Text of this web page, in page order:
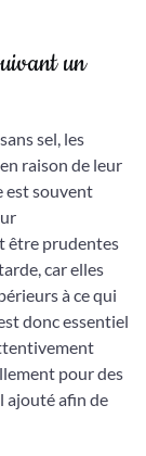
un
sel, les
raison de leur
est souvent
être prudentes
car elles
à ce qui
donc essentiel
pour des
ajouté afin de